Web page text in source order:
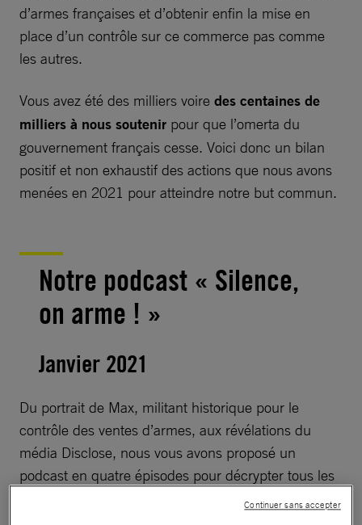
d’armes françaises et d’obtenir enfin la mise en
place d’un contrôle sur ce commerce pas comme
les autres.
Vous avez été des milliers voire des centaines de
milliers à nous soutenir pour que l’omerta du
gouvernement français cesse. Voici donc un bilan
positif et non exhaustif des actions que nous avons
menées en 2021 pour atteindre notre but commun.
Notre podcast « Silence,
on arme ! »
Janvier 2021
Du portrait de Max, militant historique pour le
contrôle des ventes d’armes, aux révélations du
média Disclose, nous vous avons proposé un
podcast en quatre épisodes pour décrypter tous les
samedis du mois de janvier les rouages de cette
Continuer sans accepter